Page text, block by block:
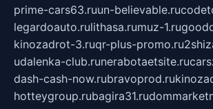
prime-cars63.ruun-believable.ru
legardoauto.rulithasa.rumuz-1.ru
kinozadrot-3.ruqr-plus-promo.ru
udalenka-club.runerabotaetsite.ru
dash-cash-now.rubravoprod.ru
hotteygroup.rubagira31.ru